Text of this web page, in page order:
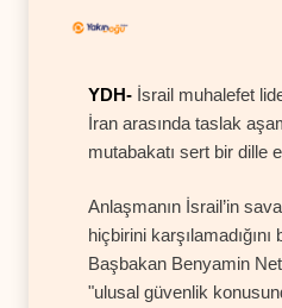
YDH- İsrail muhalefet
İran arasında taslak
mutabakatı sert bir dille
Anlaşmanın İsrail’in
hiçbirini karşılamadığını
Başbakan Benyamin
"ulusal güvenlik